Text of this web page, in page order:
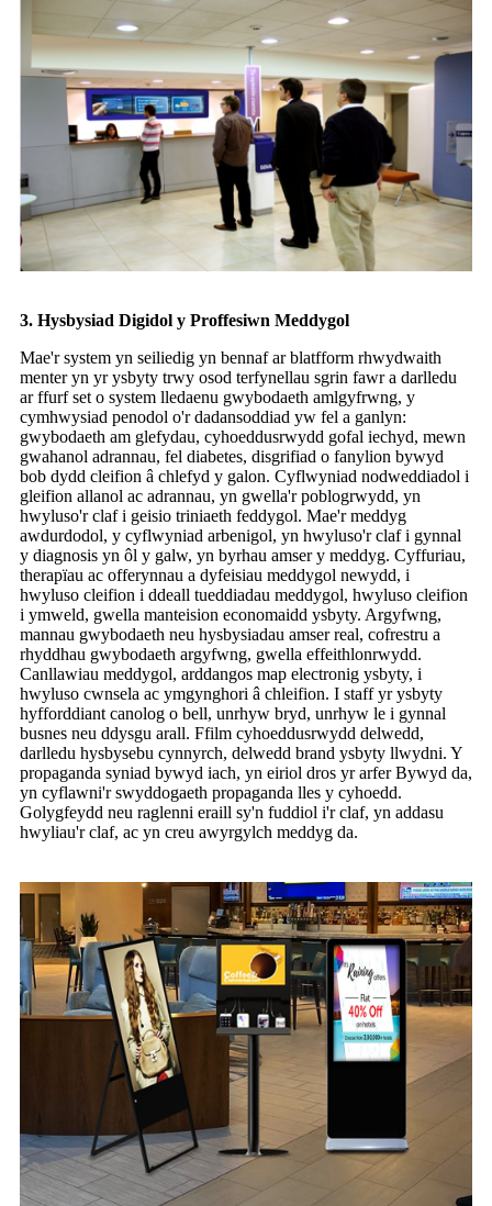
3. Hysbysiad Digidol y Proffesiwn Meddygol
Mae'r system yn seiliedig yn bennaf ar blatfform rhwydwaith
menter yn yr ysbyty trwy osod terfynellau sgrin fawr a darlledu
ar ffurf set o system lledaenu gwybodaeth amlgyfrwng, y
cymhwysiad penodol o'r dadansoddiad yw fel a ganlyn:
gwybodaeth am glefydau, cyhoeddusrwydd gofal iechyd, mewn
gwahanol adrannau, fel diabetes, disgrifiad o fanylion bywyd
bob dydd cleifion â chlefyd y galon. Cyflwyniad nodweddiadol i
gleifion allanol ac adrannau, yn gwella'r poblogrwydd, yn
hwyluso'r claf i geisio triniaeth feddygol. Mae'r meddyg
awdurdodol, y cyflwyniad arbenigol, yn hwyluso'r claf i gynnal
y diagnosis yn ôl y galw, yn byrhau amser y meddyg. Cyffuriau,
therapïau ac offerynnau a dyfeisiau meddygol newydd, i
hwyluso cleifion i ddeall tueddiadau meddygol, hwyluso cleifion
i ymweld, gwella manteision economaidd ysbyty. Argyfwng,
mannau gwybodaeth neu hysbysiadau amser real, cofrestru a
rhyddhau gwybodaeth argyfwng, gwella effeithlonrwydd.
Canllawiau meddygol, arddangos map electronig ysbyty, i
hwyluso cwnsela ac ymgynghori â chleifion. I staff yr ysbyty
hyfforddiant canolog o bell, unrhyw bryd, unrhyw le i gynnal
busnes neu ddysgu arall. Ffilm cyhoeddusrwydd delwedd,
darlledu hysbysebu cynnyrch, delwedd brand ysbyty llwydni. Y
propaganda syniad bywyd iach, yn eiriol dros yr arfer Bywyd da,
yn cyflawni'r swyddogaeth propaganda lles y cyhoedd.
Golygfeydd neu raglenni eraill sy'n fuddiol i'r claf, yn addasu
hwyliau'r claf, ac yn creu awyrgylch meddyg da.